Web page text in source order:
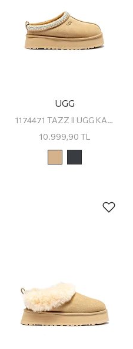
UGG
1174471 TAZZ II UGG KADIN PLATFORM TERLİK
10.999,90 TL